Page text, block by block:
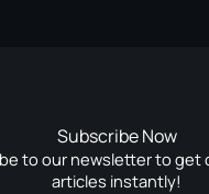
Subscribe Now
to our newsletter to get
articles instantly!